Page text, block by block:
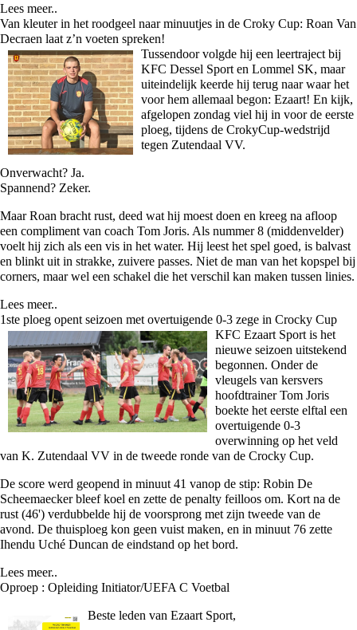
Lees meer..
Van kleuter in het roodgeel naar minuutjes in de Croky Cup: Roan Van
Decraen laat z’n voeten spreken!
Tussendoor volgde hij een leertraject bij
KFC Dessel Sport en Lommel SK, maar
uiteindelijk keerde hij terug naar waar het
voor hem allemaal begon: Ezaart! En kijk,
afgelopen zondag viel hij in voor de eerste
ploeg, tijdens de CrokyCup-wedstrijd
tegen Zutendaal VV.
Onverwacht? Ja.
Spannend? Zeker.
Maar Roan bracht rust, deed wat hij moest doen en kreeg na afloop
een compliment van coach Tom Joris. Als nummer 8 (middenvelder)
voelt hij zich als een vis in het water. Hij leest het spel goed, is balvast
en blinkt uit in strakke, zuivere passes. Niet de man van het kopspel bij
corners, maar wel een schakel die het verschil kan maken tussen linies.
Lees meer..
1ste ploeg opent seizoen met overtuigende 0-3 zege in Crocky Cup
KFC Ezaart Sport is het
nieuwe seizoen uitstekend
begonnen. Onder de
vleugels van kersvers
hoofdtrainer Tom Joris
boekte het eerste elftal een
overtuigende 0-3
overwinning op het veld
van K. Zutendaal VV in de tweede ronde van de Crocky Cup.
De score werd geopend in minuut 41 vanop de stip: Robin De
Scheemaecker bleef koel en zette de penalty feilloos om. Kort na de
rust (46') verdubbelde hij de voorsprong met zijn tweede van de
avond. De thuisploeg kon geen vuist maken, en in minuut 76 zette
Ihendu Uché Duncan de eindstand op het bord.
Lees meer..
Oproep : Opleiding Initiator/UEFA C Voetbal
Beste leden van Ezaart Sport,